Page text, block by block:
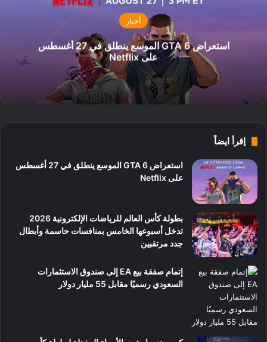
أخبار
استعراض GTA 6 الموسع ينطلق في 27 أغسطس
على Netflix
إقرأ ايضاً
استعراض GTA 6 الموسع ينطلق في 27 أغسطس
على Netflix
بطولة كأس العالم للرياضات الإلكترونية 2026
تدخل أسبوعها الخامس بمنافسات حاسمة وأبطال
جدد مرتقبين
إتمام صفقة بيع EA إلى صندوق الاستثمارات
السعودي رسميًا مقابل 55 مليار دولار